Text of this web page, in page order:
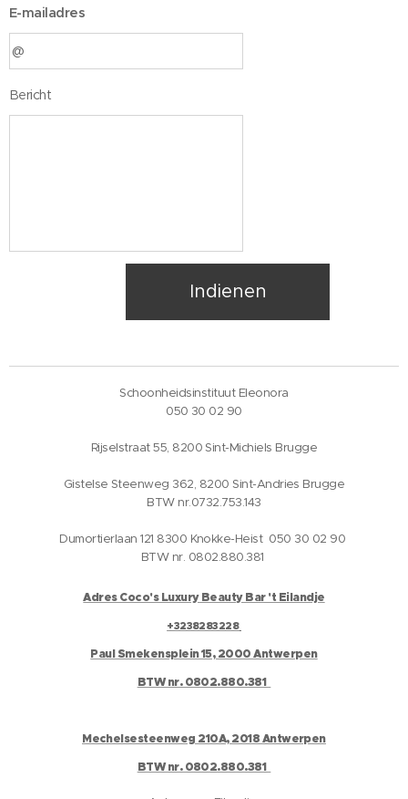
E-mailadres
Bericht
Indienen
Schoonheidsinstituut Eleonora
050 30 02 90
Rijselstraat 55, 8200 Sint-Michiels Brugge
Gistelse Steenweg 362, 8200 Sint-Andries Brugge
BTW nr.0732.753.143
Dumortierlaan 121 8300 Knokke-Heist 050 30 02 90
BTW nr. 0802.880.381
Adres Coco's Luxury Beauty Bar 't Eilandje
+3238283228
Paul Smekensplein 15, 2000 Antwerpen
BTW nr. 0802.880.381
Mechelsesteenweg 210A, 2018 Antwerpen
BTW nr. 0802.880.381